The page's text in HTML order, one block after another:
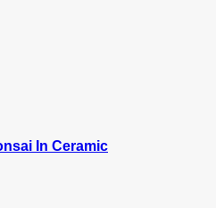
In Ceramic